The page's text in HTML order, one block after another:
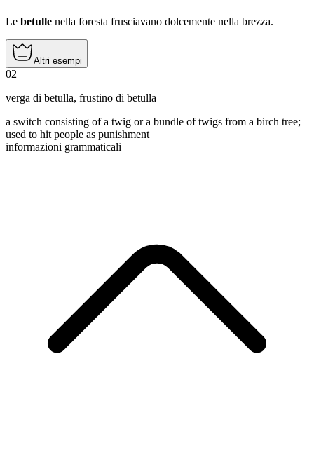
Le betulle nella foresta frusciavano dolcemente nella brezza.
Altri esempi
02
verga di betulla, frustino di betulla
a switch consisting of a twig or a bundle of twigs from a birch tree;
used to hit people as punishment
informazioni grammaticali